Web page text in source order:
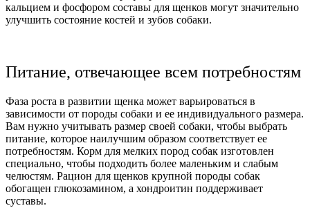
кальцием и фосфором составы для щенков могут значительно
улучшить состояние костей и зубов собаки.
Питание, отвечающее всем потребностям
Фаза роста в развитии щенка может варьироваться в
зависимости от породы собаки и ее индивидуального размера.
Вам нужно учитывать размер своей собаки, чтобы выбрать
питание, которое наилучшим образом соответствует ее
потребностям. Корм для мелких пород собак изготовлен
специально, чтобы подходить более маленьким и слабым
челюстям. Рацион для щенков крупной породы собак
обогащен глюкозамином, а хондроитин поддерживает
суставы.